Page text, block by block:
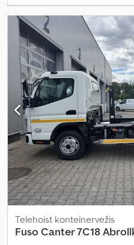
Telehoist konteinervežis
FusoCanter 7C18